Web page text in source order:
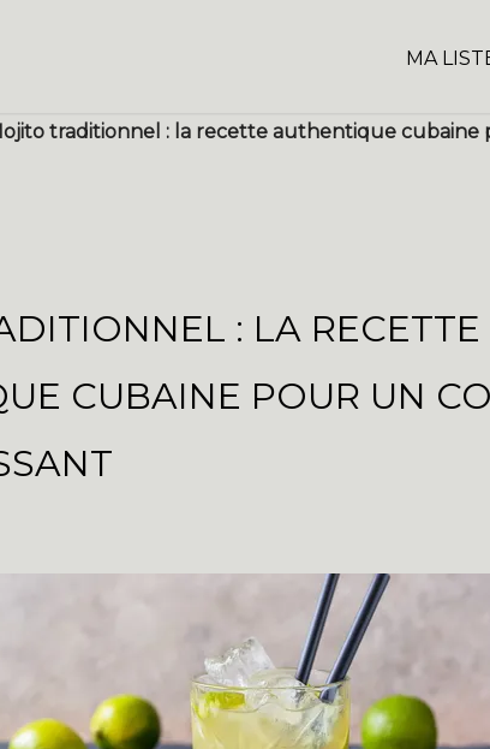
MA
traditionnel : la recette authentique cubaine
: LA RECETTE
CUBAINE POUR UN